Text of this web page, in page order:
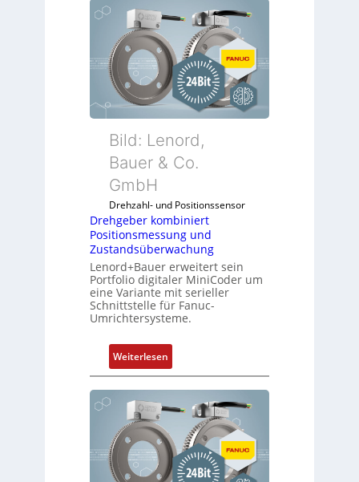
Bild: Lenord,
Bauer & Co.
GmbH
Drehzahl- und Positionssensor
Drehgeber kombiniert
Positionsmessung und
Zustandsüberwachung
Lenord+Bauer erweitert sein
Portfolio digitaler MiniCoder um
eine Variante mit serieller
Schnittstelle für Fanuc-
Umrichtersysteme.
Weiterlesen:
D
r
e
g
e
b